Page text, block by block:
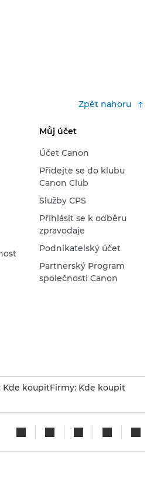
Zpět nahoru
Můj účet
Účet Canon
Přidejte se do klubu
Canon Club
Služby CPS
Přihlásit se k odběru
zpravodaje
Podnikatelský účet
Partnerský Program
společnosti Canon
Kde koupitFirmy: Kde koupit